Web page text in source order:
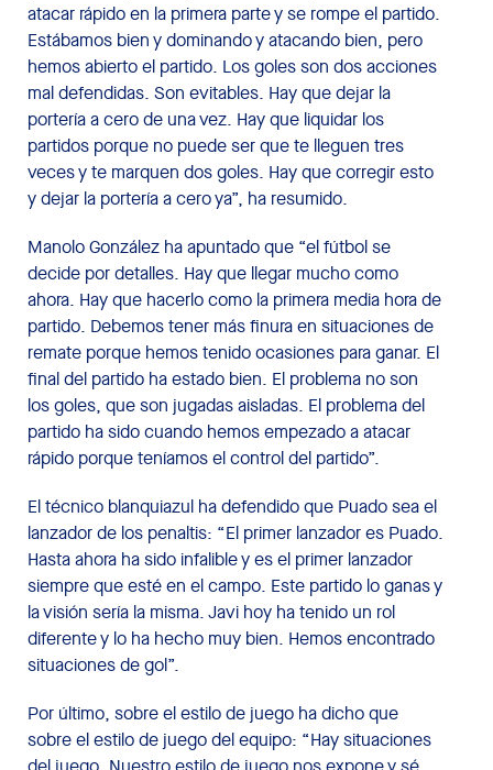
atacar rápido en la primera parte y se rompe el partido.
Estábamos bien y dominando y atacando bien, pero
hemos abierto el partido. Los goles son dos acciones
mal defendidas. Son evitables. Hay que dejar la
portería a cero de una vez. Hay que liquidar los
partidos porque no puede ser que te lleguen tres
veces y te marquen dos goles. Hay que corregir esto
y dejar la portería a cero ya”, ha resumido.
Manolo González ha apuntado que “el fútbol se
decide por detalles. Hay que llegar mucho como
ahora. Hay que hacerlo como la primera media hora de
partido. Debemos tener más finura en situaciones de
remate porque hemos tenido ocasiones para ganar. El
final del partido ha estado bien. El problema no son
los goles, que son jugadas aisladas. El problema del
partido ha sido cuando hemos empezado a atacar
rápido porque teníamos el control del partido”.
El técnico blanquiazul ha defendido que Puado sea el
lanzador de los penaltis: “El primer lanzador es Puado.
Hasta ahora ha sido infalible y es el primer lanzador
siempre que esté en el campo. Este partido lo ganas y
la visión sería la misma. Javi hoy ha tenido un rol
diferente y lo ha hecho muy bien. Hemos encontrado
situaciones de gol”.
Por último, sobre el estilo de juego ha dicho que
sobre el estilo de juego del equipo: “Hay situaciones